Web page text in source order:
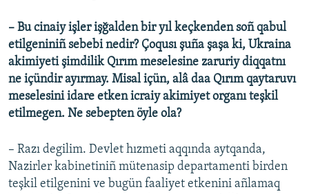
– Bu cinaiy işler işğalden bir yıl keçkenden soñ qabul
etilgeniniñ sebebi nedir? Çoqusı şuña şaşa ki, Ukraina
akimiyeti şimdilik Qırım meselesine zaruriy diqqatnı
ne içündir ayırmay. Misal içün, alâ daa Qırım qaytaruvı
meselesini idare etken icraiy akimiyet organı teşkil
etilmegen. Ne sebepten öyle ola?
– Razı degilim. Devlet hızmeti aqqında aytqanda,
Nazirler kabinetiniñ mütenasip departamenti birden
teşkil etilgenini ve bugün faaliyet etkenini añlamaq